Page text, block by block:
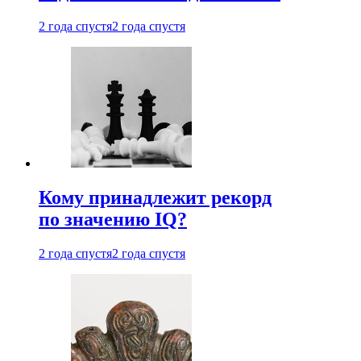
2 года спустя2 года спустя
Кому принадлежит рекорд
по значению IQ?
2 года спустя2 года спустя